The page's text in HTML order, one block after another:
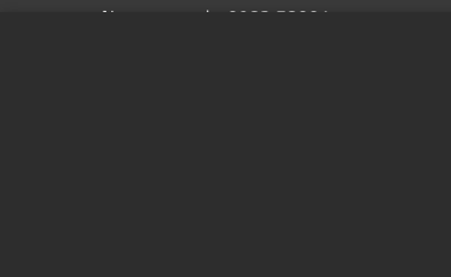
Numero verde: 0982 58001